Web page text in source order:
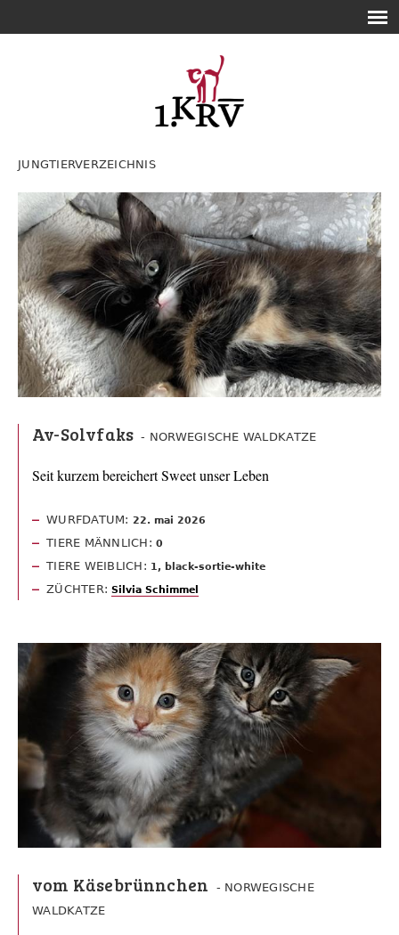
JUNGTIERVERZEICHNIS
Av-Solvfaks - NORWEGISCHE WALDKATZE
Seit kurzem bereichert Sweet unser Leben
WURFDATUM: 22. mai 2026
TIERE MÄNNLICH:0
TIERE WEIBLICH: 1, black-sortie-white
ZÜCHTER:Silvia Schimmel
vom Käsebrünnchen
- NORWEGISCHE
WALDKATZE